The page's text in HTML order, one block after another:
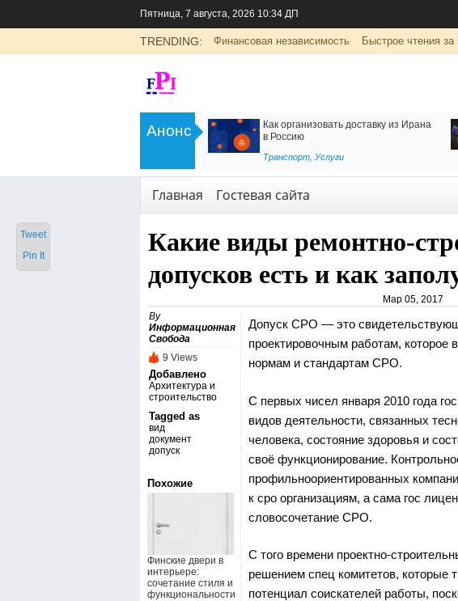
Пятница, 7 августа, 2026 10:34 ДП
TRENDING: Финансовая независимость Быстрое чтения за
Анонс
Цоликлоны для определения групп
Как организовать доставку из Ирана
в Россию
Транспорт, Услуги
Главная Гостевая сайта
Какие виды ремонтно-
допусков есть и как
Мар 05, 2017
By
Информационная
Свобода
9 Views
Добавлено
Архитектура и
строительство
Tagged as
вид
документ
допуск
Похожие
Финские двери в
интерьере:
сочетание стиля и
функциональности
Допуск СРО — это
проектировочным работам, которое
нормам и стандартам СРО.
С первых чисел января 2010 года
видов деятельности, связанных
человека, состояние здоровья и
своё функционирование.
профильноориентированных
к сро организациям, а сама гос
словосочетание СРО.
С того времени проектно-
решением спец комитетов, которые
потенциал соискателей работы,
Tweet
Pin It